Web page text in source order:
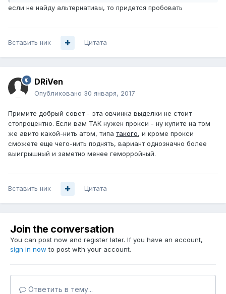
если не найду альтернативы, то придется пробовать
Вставить ник Цитата
DRiVen
Опубликовано 30 января, 2017
Примите добрый совет - эта овчинка выделки не стоит
стопроцентно. Если вам ТАК нужен прокси - ну купите на том
же авито какой-нить атом, типа такого, и кроме прокси
сможете еще чего-нить поднять, вариант однозначно более
выигрышный и заметно менее геморройный.
Вставить ник Цитата
Join the conversation
You can post now and register later. If you have an account,
sign in now to post with your account.
Ответить в тему...